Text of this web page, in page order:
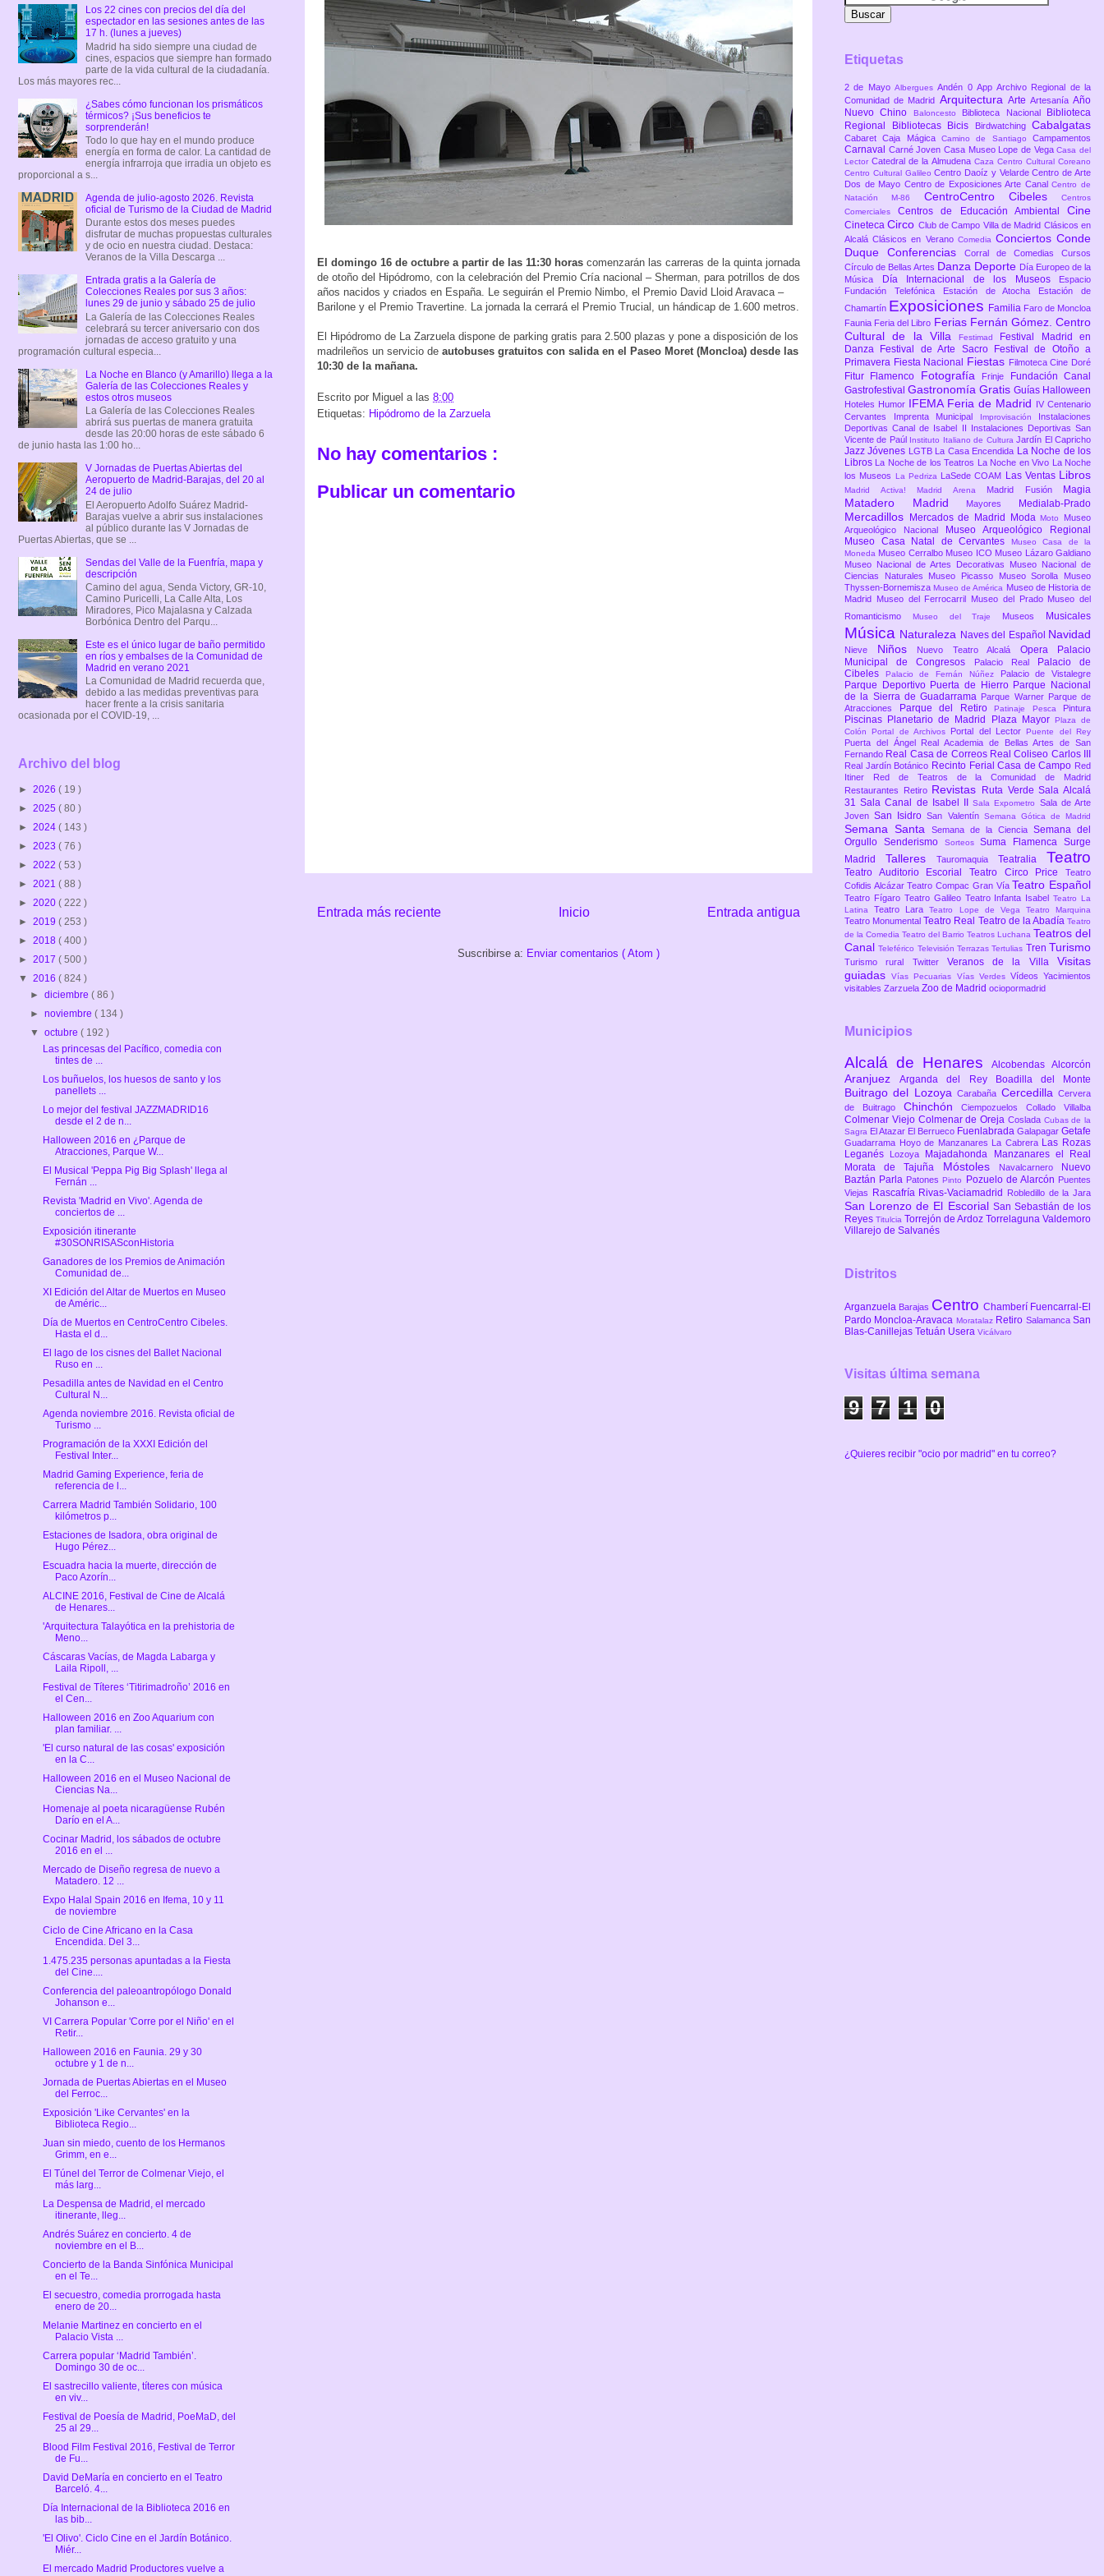
El domingo 16 de octubre a partir de las 11:30 horas comenzarán las carreras de la quinta jornada
de otoño del Hipódromo, con la celebración del Premio Cría nacional – Sherman, para potrillos de dos
años nacidos y criados en España. Le seguirán el Premio Nimbo, el Premio David Lloid Aravaca –
Barilone y el Premio Travertine. La jornada la cerrará el Premio Trucial, un hándicap de 1.600 metros.
El Hipódromo de La Zarzuela dispone de parking gratis para 2.500 plazas y pone a disposición de los
madrileños un servicio de autobuses gratuitos con salida en el Paseo Moret (Moncloa) desde las
10:30 de la mañana.
Escrito por Miguel a las 8:00
Etiquetas: Hipódromo de la Zarzuela
No hay comentarios :
Publicar un comentario
Entrada más reciente Entrada antigua
Inicio
Suscribirse a: Enviar comentarios ( Atom )
Los 22 cines con precios del día del
espectador en las sesiones antes de las
17 h. (lunes a jueves)
Madrid ha sido siempre una ciudad de
cines, espacios que siempre han formado
parte de la vida cultural de la ciudadanía.
Los más mayores rec...
¿Sabes cómo funcionan los prismáticos
térmicos? ¡Sus beneficios te
sorprenderán!
Todo lo que hay en el mundo produce
energía en forma de calor. La cantidad de
energía infrarroja que irradia un objeto es
proporcional a s...
Agenda de julio-agosto 2026. Revista
oficial de Turismo de la Ciudad de Madrid
Durante estos dos meses puedes
disfrutar de muchas propuestas culturales
y de ocio en nuestra ciudad. Destaca:
Veranos de la Villa Descarga ...
Entrada gratis a la Galería de
Colecciones Reales por sus 3 años:
lunes 29 de junio y sábado 25 de julio
La Galería de las Colecciones Reales
celebrará su tercer aniversario con dos
jornadas de acceso gratuito y una
programación cultural especia...
La Noche en Blanco (y Amarillo) llega a la
Galería de las Colecciones Reales y
estos otros museos
La Galería de las Colecciones Reales
abrirá sus puertas de manera gratuita
desde las 20:00 horas de este sábado 6
de junio hasta las 1:00 ho...
V Jornadas de Puertas Abiertas del
Aeropuerto de Madrid-Barajas, del 20 al
24 de julio
El Aeropuerto Adolfo Suárez Madrid-
Barajas vuelve a abrir sus instalaciones
al público durante las V Jornadas de
Puertas Abiertas, que se ...
Sendas del Valle de la Fuenfría, mapa y
descripción
Camino del agua, Senda Victory, GR-10,
Camino Puricelli, La Calle Alta, Los
Miradores, Pico Majalasna y Calzada
Borbónica Dentro del Parqu...
Este es el único lugar de baño permitido
en ríos y embalses de la Comunidad de
Madrid en verano 2021
La Comunidad de Madrid recuerda que,
debido a las medidas preventivas para
hacer frente a la crisis sanitaria
ocasionada por el COVID-19, ...
Archivo del blog
► 2026 ( 19 )
► 2025 ( 80 )
► 2024 ( 143 )
► 2023 ( 76 )
► 2022 ( 53 )
► 2021 ( 88 )
► 2020 ( 222 )
► 2019 ( 253 )
► 2018 ( 400 )
► 2017 ( 500 )
▼ 2016 ( 824 )
►diciembre( 86 )
►noviembre( 134 )
▼octubre( 192 )
Las princesas del Pacífico, comedia con
tintes de ...
Los buñuelos, los huesos de santo y los
panellets ...
Lo mejor del festival JAZZMADRID16
desde el 2 de n...
Halloween 2016 en ¿Parque de
Atracciones, Parque W...
El Musical 'Peppa Pig Big Splash' llega al
Fernán ...
Revista 'Madrid en Vivo'. Agenda de
conciertos de ...
Exposición itinerante
#30SONRISASconHistoria
Ganadores de los Premios de Animación
Comunidad de...
XI Edición del Altar de Muertos en Museo
de Améric...
Día de Muertos en CentroCentro Cibeles.
Hasta el d...
El lago de los cisnes del Ballet Nacional
Ruso en ...
Pesadilla antes de Navidad en el Centro
Cultural N...
Agenda noviembre 2016. Revista oficial de
Turismo ...
Programación de la XXXI Edición del
Festival Inter...
Madrid Gaming Experience, feria de
referencia de l...
Carrera Madrid También Solidario, 100
kilómetros p...
Estaciones de Isadora, obra original de
Hugo Pérez...
Escuadra hacia la muerte, dirección de
Paco Azorín...
ALCINE 2016, Festival de Cine de Alcalá
de Henares...
'Arquitectura Talayótica en la prehistoria de
Meno...
Cáscaras Vacías, de Magda Labarga y
Laila Ripoll, ...
Festival de Títeres ‘Titirimadroño’ 2016 en
el Cen...
Halloween 2016 en Zoo Aquarium con
plan familiar. ...
'El curso natural de las cosas' exposición
en la C...
Halloween 2016 en el Museo Nacional de
Ciencias Na...
Homenaje al poeta nicaragüense Rubén
Darío en el A...
Cocinar Madrid, los sábados de octubre
2016 en el ...
Mercado de Diseño regresa de nuevo a
Matadero. 12 ...
Expo Halal Spain 2016 en Ifema, 10 y 11
de noviembre
Ciclo de Cine Africano en la Casa
Encendida. Del 3...
1.475.235 personas apuntadas a la Fiesta
del Cine....
Conferencia del paleoantropólogo Donald
Johanson e...
VI Carrera Popular 'Corre por el Niño' en el
Retir...
Halloween 2016 en Faunia. 29 y 30
octubre y 1 de n...
Jornada de Puertas Abiertas en el Museo
del Ferroc...
Exposición 'Like Cervantes' en la
Biblioteca Regio...
Juan sin miedo, cuento de los Hermanos
Grimm, en e...
El Túnel del Terror de Colmenar Viejo, el
más larg...
La Despensa de Madrid, el mercado
itinerante, lleg...
Andrés Suárez en concierto. 4 de
noviembre en el B...
Concierto de la Banda Sinfónica Municipal
en el Te...
El secuestro, comedia prorrogada hasta
enero de 20...
Melanie Martinez en concierto en el
Palacio Vista ...
Carrera popular ‘Madrid También’.
Domingo 30 de oc...
El sastrecillo valiente, títeres con música
en viv...
Festival de Poesía de Madrid, PoeMaD, del
25 al 29...
Blood Film Festival 2016, Festival de Terror
de Fu...
David DeMaría en concierto en el Teatro
Barceló. 4...
Día Internacional de la Biblioteca 2016 en
las bib...
'El Olivo'. Ciclo Cine en el Jardín Botánico.
Miér...
El mercado Madrid Productores vuelve a
Etiquetas
2 de Mayo AlberguesAndén 0 AppArchivo Regional de la
Comunidad de Madrid Arquitectura Arte ArtesaníaAño
Nuevo Chino
Baloncesto Biblioteca Nacional
Biblioteca
Regional
Bibliotecas Bicis Birdwatching Cabalgatas
CabaretCaja MágicaCamino de SantiagoCampamentos
Carnaval Carné JovenCasa Museo Lope de VegaCasa del
LectorCatedral de la Almudena Caza Centro Cultural Coreano
Centro Cultural GalileoCentro Daoíz y VelardeCentro de Arte
Dos de Mayo Centro de Exposiciones Arte CanalCentro de
Natación M-86 CentroCentro Cibeles
Centros
ComercialesCentros de Educación AmbientalCine
CinetecaCirco Club de Campo Villa de Madrid Clásicos en
AlcaláClásicos en Verano Comedia ConciertosConde
Duque Conferencias Corral de Comedias Cursos
Círculo de Bellas Artes Danza Deporte Día Europeo de la
Música
Día Internacional de los Museos
Espacio
Fundación Telefónica
Estación de Atocha
Estación de
Chamartín Exposiciones Familia Faro de Moncloa
Faunia Feria del Libro Ferias Fernán Gómez. Centro
Cultural de la VillaFestimad
Festival Madrid en
Danza
Festival de Arte Sacro
Festival de Otoño a
Primavera Fiesta Nacional Fiestas Filmoteca Cine Doré
Fitur Flamenco Fotografía Frinje
Fundación Canal
Gastrofestival Gastronomía Gratis Guías Halloween
Hoteles Humor IFEMA Feria de Madrid
IV Centenario
Cervantes
Imprenta Municipal Improvisación
Instalaciones
Deportivas Canal de Isabel II
Instalaciones Deportivas San
Vicente de Paúl
Instituto Italiano de CulturaJardín El Capricho
JazzJóvenes LGTB La Casa Encendida La Noche de los
Libros
La Noche de los Teatros La Noche en Vivo
La Noche
los Museos
La Pedriza LaSede COAM Las Ventas Libros
Madrid Activa! Madrid Arena Madrid Fusión Magia
Matadero Madrid Mayores Medialab-Prado
Mercadillos Mercados de Madrid ModaMoto Museo
Arqueológico Nacional
Museo Arqueológico Regional
Museo Casa Natal de Cervantes
Museo Casa de la
Moneda Museo Cerralbo Museo ICO Museo Lázaro Galdiano
Museo Nacional de Artes Decorativas Museo Nacional de
Ciencias Naturales Museo Picasso Museo Sorolla Museo
Thyssen-BornemiszaMuseo de América Museo de Historia de
Madrid
Museo del Ferrocarril Museo del Prado Museo del
Romanticismo
Museo del Traje Museos Musicales
Música Naturaleza Naves del Español Navidad
Nieve Niños Nuevo Teatro Alcalá Opera
Palacio
Municipal de Congresos
Palacio Real
Palacio de
Cibeles
Palacio de Fernán Núñez Palacio de Vistalegre
Parque Deportivo Puerta de Hierro Parque Nacional
de la Sierra de Guadarrama Parque Warner Parque de
Atracciones
Parque del Retiro Patinaje Pesca Pintura
Piscinas Planetario de Madrid Plaza Mayor
Plaza de
Colón Portal de Archivos Portal del LectorPuente del Rey
Puerta del Ángel
Real Academia de Bellas Artes de San
Fernando Real Casa de Correos Real Coliseo Carlos III
Real Jardín Botánico Recinto Ferial Casa de Campo Red
Itiner
Red de Teatros de la Comunidad de Madrid
Restaurantes
Retiro Revistas Ruta VerdeSala Alcalá
31Sala Canal de Isabel IISala Expometro Sala de Arte
JovenSan IsidroSan Valentín Semana Gótica de Madrid
Semana Santa Semana de la Ciencia Semana del
Orgullo Senderismo SorteosSuma FlamencaSurge
Madrid Talleres Tauromaquia Teatralia Teatro
Teatro Auditorio Escorial Teatro Circo Price Teatro
Cofidis AlcázarTeatro Compac Gran Vía Teatro Español
Teatro Fígaro Teatro Galileo Teatro Infanta IsabelTeatro La
Latina Teatro LaraTeatro Lope de Vega Teatro Marquina
Teatro Monumental Teatro Real Teatro de la Abadía Teatro
de la Comedia Teatro del Barrio Teatros Luchana Teatros del
CanalTeleférico TelevisiónTerrazasTertulias Tren Turismo
Turismo rural Twitter Veranos de la VillaVisitas
guiadasVías Pecuarias Vías Verdes VídeosYacimientos
visitables Zarzuela Zoo de Madrid ociopormadrid
Municipios
Alcalá de Henares Alcobendas Alcorcón
AranjuezArganda del Rey Boadilla del Monte
Buitrago del LozoyaCarabaña CercedillaCervera
de Buitrago ChinchónCiempozuelosCollado Villalba
Colmenar Viejo Colmenar de Oreja Coslada Cubas de la
Sagra El Atazar El Berrueco Fuenlabrada Galapagar Getafe
Guadarrama Hoyo de Manzanares La Cabrera Las Rozas
Leganés
Lozoya Majadahonda
Manzanares el Real
Morata de Tajuña Móstoles Navalcarnero
Nuevo
Baztán Parla PatonesPinto Pozuelo de Alarcón Puentes
Viejas
Rascafría Rivas-Vaciamadrid Robledillo de la Jara
San Lorenzo de El Escorial San Sebastián de los
Reyes Titulcia Torrejón de Ardoz Torrelaguna Valdemoro
Villarejo de Salvanés
Distritos
Arganzuela Barajas Centro Chamberí Fuencarral-El
Pardo Moncloa-Aravaca Moratalaz Retiro SalamancaSan
Blas-Canillejas Tetuán Usera Vicálvaro
Visitas última semana
9 7 1 0
¿Quieres recibir "ocio por madrid" en tu correo?